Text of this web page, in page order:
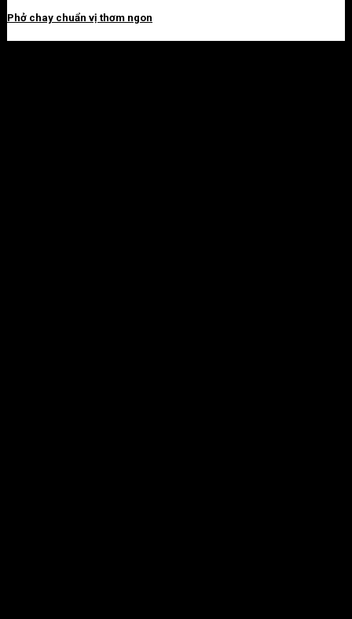
Phở chay chuẩn vị thơm ngon